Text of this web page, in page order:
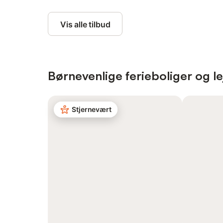
Vis alle tilbud
Børnevenlige ferieboliger og
Stjernevært